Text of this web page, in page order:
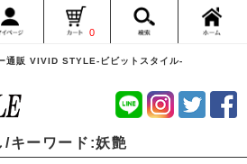
通販 VIVID STYLE-ビビットスタイル-
0
/キーワード:妖艶